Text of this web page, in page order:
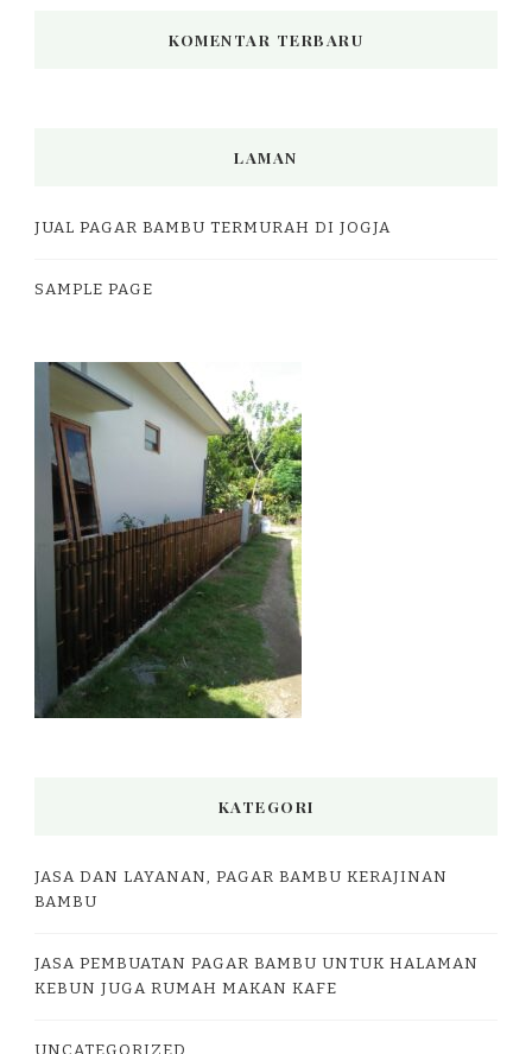
KOMENTAR TERBARU
LAMAN
JUAL PAGAR BAMBU TERMURAH DI JOGJA
SAMPLE PAGE
KATEGORI
JASA DAN LAYANAN, PAGAR BAMBU KERAJINAN
BAMBU
JASA PEMBUATAN PAGAR BAMBU UNTUK HALAMAN
KEBUN JUGA RUMAH MAKAN KAFE
UNCATEGORIZED